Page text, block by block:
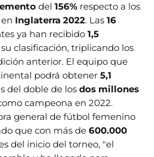
del156% respecto a los
Inglaterra 2022. Las16
ya han recibido1,5
clasificación, triplicando los
anterior. El equipo que
podrá obtener5,1
del doble de losdos millones
campeona en 2022.
general de fútbol femenino
que con más de600.000
del inicio del torneo, "el